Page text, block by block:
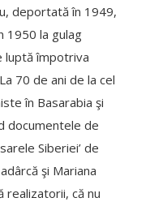
deportată în 1949,
1950 la gulag
luptă împotriva
70 de ani de la cel
în Basarabia şi
documentele de
Siberiei’ de
şi Mariana
realizatorii, că nu